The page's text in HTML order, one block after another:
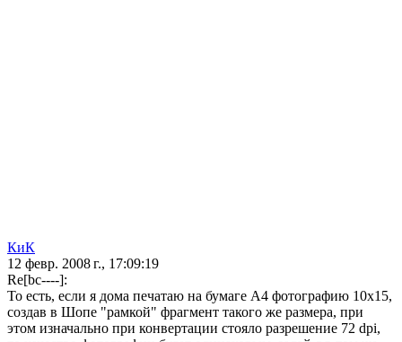
КиК
12 февр. 2008 г., 17:09:19
Re[bc----]:
То есть, если я дома печатаю на бумаге А4 фотографию 10х15,
создав в Шопе "рамкой" фрагмент такого же размера, при
этом изначально при конвертации стояло разрешение 72 dpi,